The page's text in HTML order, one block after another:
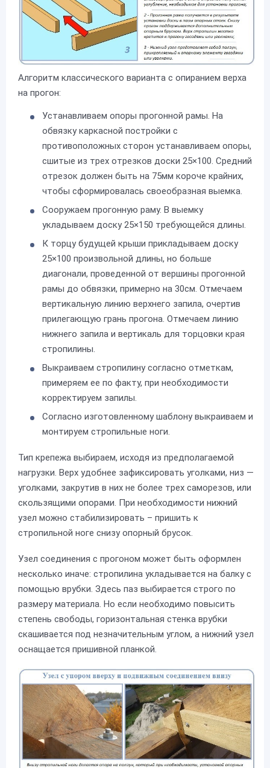
Алгоритм классического варианта с опиранием верха
на прогон:
Устанавливаем опоры прогонной рамы. На
обвязку каркасной постройки с
противоположных сторон устанавливаем опоры,
сшитые из трех отрезков доски 25×100. Средний
отрезок должен быть на 75мм короче крайних,
чтобы сформировалась своеобразная выемка.
Сооружаем прогонную раму. В выемку
укладываем доску 25×150 требующейся длины.
К торцу будущей крыши прикладываем доску
25×100 произвольной длины, но больше
диагонали, проведенной от вершины прогонной
рамы до обвязки, примерно на 30см. Отмечаем
вертикальную линию верхнего запила, очертив
прилегающую грань прогона. Отмечаем линию
нижнего запила и вертикаль для торцовки края
стропилины.
Выкраиваем стропилину согласно отметкам,
примеряем ее по факту, при необходимости
корректируем запилы.
Согласно изготовленному шаблону выкраиваем и
монтируем стропильные ноги.
Тип крепежа выбираем, исходя из предполагаемой
нагрузки. Верх удобнее зафиксировать уголками, низ —
уголками, закрутив в них не более трех саморезов, или
скользящими опорами. При необходимости нижний
узел можно стабилизировать – пришить к
стропильной ноге снизу опорный брусок.
Узел соединения с прогоном может быть оформлен
несколько иначе: стропилина укладывается на балку с
помощью врубки. Здесь паз выбирается строго по
размеру материала. Но если необходимо повысить
степень свободы, горизонтальная стенка врубки
скашивается под незначительным углом, а нижний узел
оснащается пришивной планкой.